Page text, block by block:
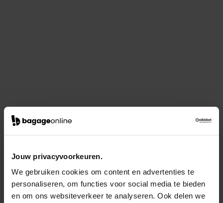
Jouw privacyvoorkeuren.
We gebruiken cookies om content en advertenties te
personaliseren, om functies voor social media te bieden
en om ons websiteverkeer te analyseren. Ook delen we